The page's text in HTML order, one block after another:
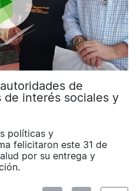
de
de interés sociales y
políticas y
felicitaron este 31 de
por su entrega y